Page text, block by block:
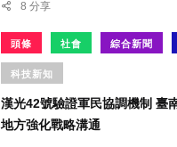
8 分享
頭條 社會 綜合新聞
科技新知
漢光42號驗證軍民協調機制 臺
地方強化戰略溝通